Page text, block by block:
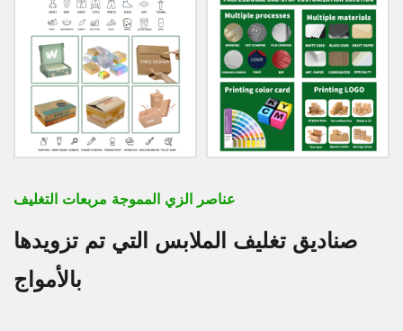
عناصر الزي المموجة مربعات التغليف
صناديق تغليف الملابس التي تم تزويدها
بالأمواج